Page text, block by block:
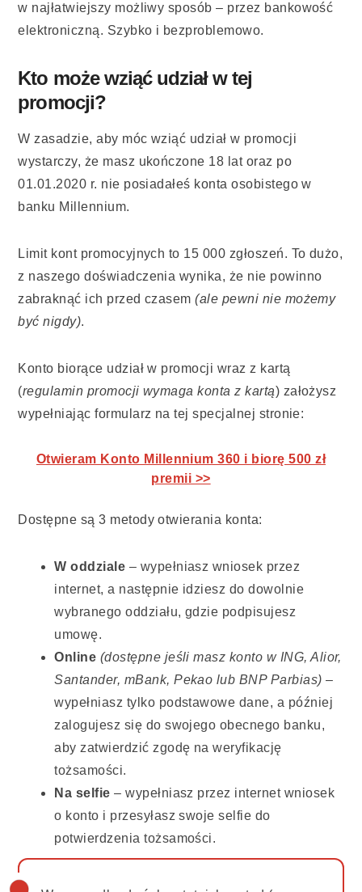
w najłatwiejszy możliwy sposób – przez bankowość
elektroniczną. Szybko i bezproblemowo.
Kto może wziąć udział w tej
promocji?
W zasadzie, aby móc wziąć udział w promocji
wystarczy, że masz ukończone 18 lat oraz po
01.01.2020 r. nie posiadałeś konta osobistego w
banku Millennium.
Limit kont promocyjnych to 15 000 zgłoszeń. To dużo,
z naszego doświadczenia wynika, że nie powinno
zabraknąć ich przed czasem(ale pewni nie możemy
być nigdy).
Konto biorące udział w promocji wraz z kartą
(regulamin promocji wymaga konta z kartą) założysz
wypełniając formularz na tej specjalnej stronie:
Otwieram Konto Millennium 360 i biorę 500 zł
premii >>
Dostępne są 3 metody otwierania konta:
W oddziale – wypełniasz wniosek przez
internet, a następnie idziesz do dowolnie
wybranego oddziału, gdzie podpisujesz
umowę.
Online (dostępne jeśli masz konto w ING, Alior,
Santander, mBank, Pekao lub BNP Parbias) –
wypełniasz tylko podstawowe dane, a później
zalogujesz się do swojego obecnego banku,
aby zatwierdzić zgodę na weryfikację
tożsamości.
Na selfie– wypełniasz przez internet wniosek
o konto i przesyłasz swoje selfie do
potwierdzenia tożsamości.